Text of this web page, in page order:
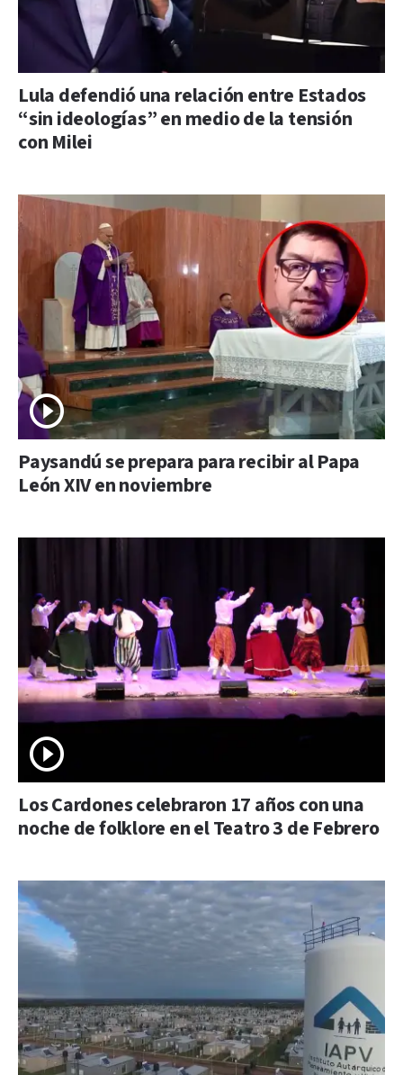
Lula defendió una relación entre Estados
“sin ideologías” en medio de la tensión
con Milei
Paysandú se prepara para recibir al Papa
León XIV en noviembre
Los Cardones celebraron 17 años con una
noche de folklore en el Teatro 3 de Febrero